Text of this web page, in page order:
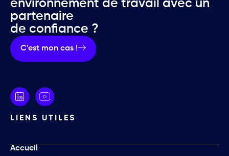
environnement de travail avec un
partenaire
de confiance ?
C'est mon cas !
LIENS UTILES
Accueil